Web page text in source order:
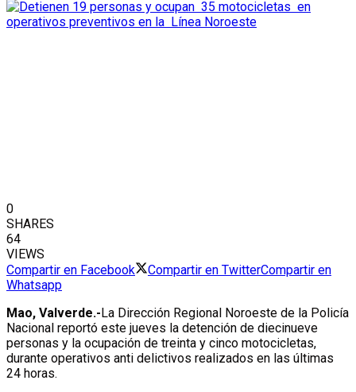
0
SHARES
64
VIEWS
Compartir en Facebook
Compartir en TwitterCompartir en
Whatsapp
Mao, Valverde.-La Dirección Regional Noroeste de la Policía
Nacional reportó este jueves la detención de diecinueve
personas y la ocupación de treinta y cinco motocicletas,
durante operativos anti delictivos realizados en las últimas
24 horas.